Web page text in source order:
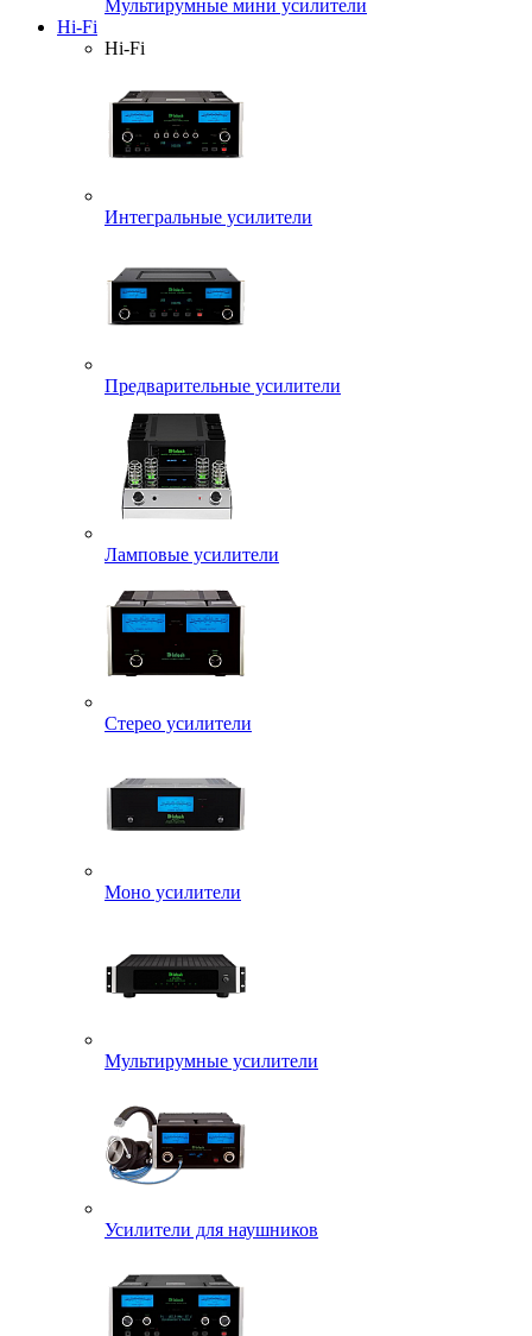
Мультирумные мини усилители
Hi-Fi
Hi-Fi
Интегральные усилители
Предварительные усилители
Ламповые усилители
Стерео усилители
Моно усилители
Мультирумные усилители
Усилители для наушников